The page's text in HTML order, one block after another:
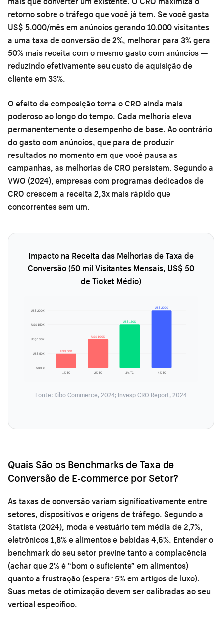
retorno sobre o tráfego que você já tem. Se você gasta
US$ 5.000/mês em anúncios gerando 10.000 visitantes
a uma taxa de conversão de 2%, melhorar para 3% gera
50% mais receita com o mesmo gasto com anúncios —
reduzindo efetivamente seu custo de aquisição de
cliente em 33%.
O efeito de composição torna o CRO ainda mais
poderoso ao longo do tempo. Cada melhoria eleva
permanentemente o desempenho de base. Ao contrário
do gasto com anúncios, que para de produzir
resultados no momento em que você pausa as
campanhas, as melhorias de CRO persistem. Segundo a
VWO (2024), empresas com programas dedicados de
CRO crescem a receita 2,3x mais rápido que
concorrentes sem um.
Impacto na Receita das Melhorias de Taxa de
Conversão (50 mil Visitantes Mensais, US$ 50
de Ticket Médio)
US$ 0
US$ 50K
US$ 100K
US$ 150K
US$ 200K
US$ 50K
1% TC
US$ 100K
2% TC
US$ 150K
3% TC
US$ 200K
4% TC
Fonte: Kibo Commerce, 2024; Invesp CRO Report, 2024
Quais São os Benchmarks de Taxa de
Conversão de E-commerce por Setor?
As taxas de conversão variam significativamente entre
setores, dispositivos e origens de tráfego. Segundo a
Statista (2024), moda e vestuário tem média de 2,7%,
eletrônicos 1,8% e alimentos e bebidas 4,6%. Entender o
benchmark do seu setor previne tanto a complacência
(achar que 2% é “bom o suficiente” em alimentos)
quanto a frustração (esperar 5% em artigos de luxo).
Suas metas de otimização devem ser calibradas ao seu
vertical específico.